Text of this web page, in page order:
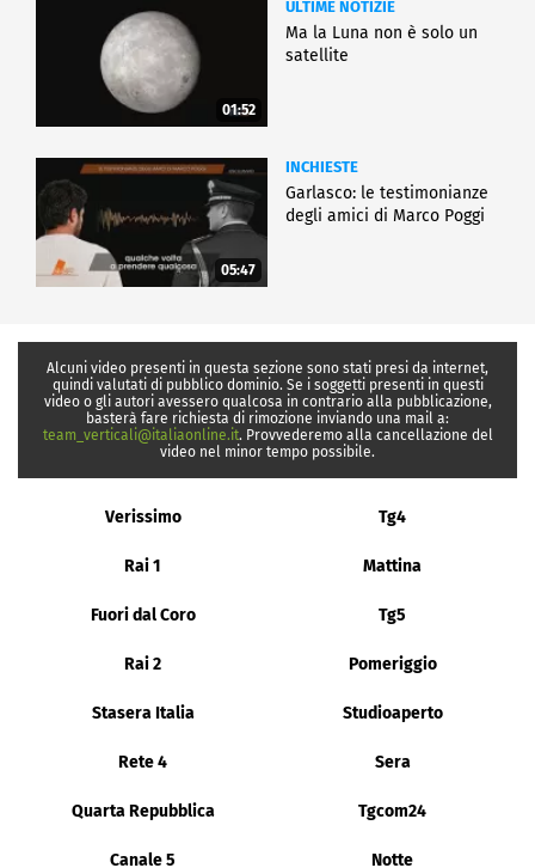
01:52
ULTIME NOTIZIE
Ma la Luna non è solo un
satellite
05:47
INCHIESTE
Garlasco: le testimonianze
degli amici di Marco Poggi
Alcuni video presenti in questa sezione sono stati presi da internet,
quindi valutati di pubblico dominio. Se i soggetti presenti in questi
video o gli autori avessero qualcosa in contrario alla pubblicazione,
basterà fare richiesta di rimozione inviando una mail a:
team_verticali@italiaonline.it. Provvederemo alla cancellazione del
video nel minor tempo possibile.
Verissimo Tg4
Rai 1 Mattina
Fuori dal Coro Tg5
Rai 2 Pomeriggio
Stasera Italia Studioaperto
Rete 4 Sera
Quarta Repubblica Tgcom24
Canale 5 Notte